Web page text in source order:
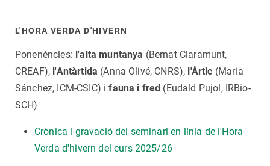
L'HORA VERDA D'HIVERN
Ponenències: l'alta muntanya (Bernat Claramunt,
CREAF), l'Antàrtida (Anna Olivé, CNRS), l'Àrtic (Maria
Sánchez, ICM-CSIC) ifauna i fred (Eudald Pujol, IRBio-
SCH)
Crònica i gravació del seminari en línia de l'Hora
Verda d'hivern del curs 2025/26